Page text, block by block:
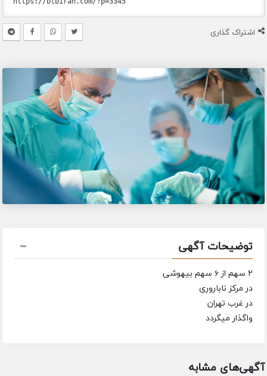
اشتراک گذاری
توضیحات آگهی
۲ سهم از ۶ سهم بیهوشی
در مرکز ناباروری
در غرب تهران
واگذار میگردد
آگهی‌های مشابه